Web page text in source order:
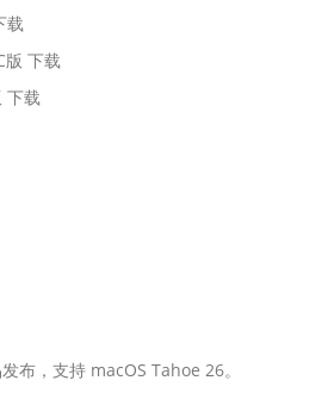
载
版 下载
下载
布，支持 macOS Tahoe 26。